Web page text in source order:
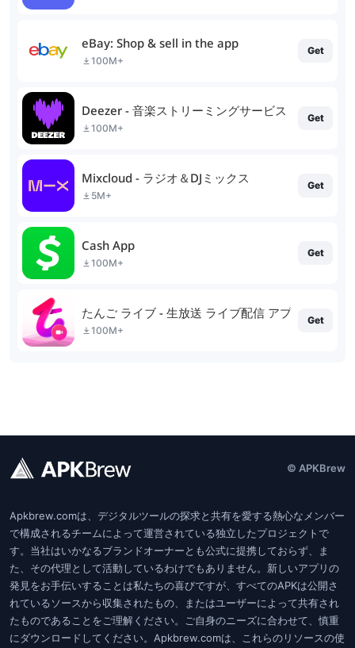
eBay: Shop & sell in the app
100M+
Get
Deezer - 音楽ストリーミングサービス
100M+
Get
Mixcloud - ラジオ＆DJミックス
5M+
Get
Cash App
100M+
Get
たんご ライブ - 生放送 ライブ配信 アプリ
100M+
Get
© APKBrew
Apkbrew.comは、デジタルツールの探求と共有を愛する熱心なメンバー
で構成されるチームによって運営されている独立したプロジェクトで
す。当社はいかなるブランドオーナーとも公式に提携しておらず、ま
た、その代理として活動しているわけでもありません。新しいアプリの
発見をお手伝いすることは私たちの喜びですが、すべてのAPKは公開さ
れているソースから収集されたもの、またはユーザーによって共有され
たものであることをご理解ください。ご自身のニーズに合わせて、慎重
にダウンロードしてください。Apkbrew.comは、これらのリソースの使